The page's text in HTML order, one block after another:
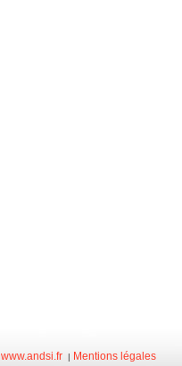
www.andsi.fr | Mentions légales